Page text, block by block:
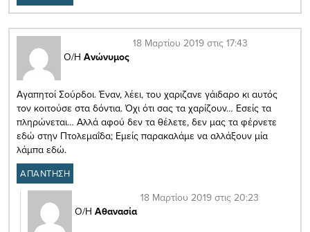
Ο/Η Ανώνυμος
18 Μαρτίου 2019 στις 17:43
Αγαπητοί Σούρδοι. Έναν, λέει, του χαριζανε γάιδαρο κι αυτός
τον κοιτούσε στα δόντια. Όχι ότι σας τα χαρίζουν… Εσείς τα
πληρώνεται… Αλλά αφού δεν τα θέλετε, δεν μας τα φέρνετε
εδώ στην Πτολεμαΐδα; Εμείς παρακαλάμε να αλλάξουν μία
λάμπα εδώ.
ΑΠΑΝΤΗΣΗ
Ο/Η Αθανασία
18 Μαρτίου 2019 στις 20:23